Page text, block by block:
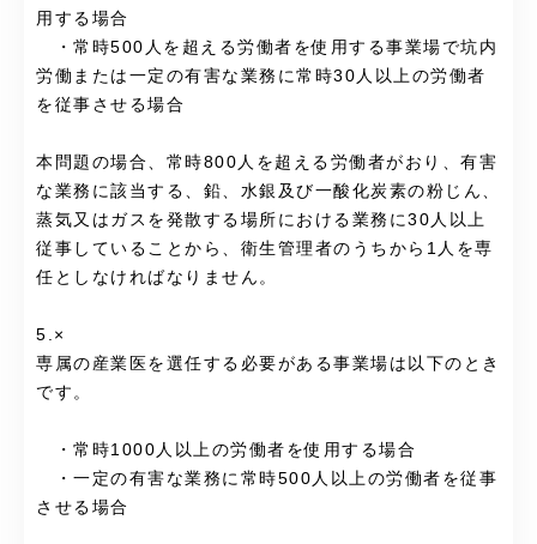
用する場合
・常時500人を超える労働者を使用する事業場で坑内
労働または一定の有害な業務に常時30人以上の労働者
を従事させる場合
本問題の場合、常時800人を超える労働者がおり、有害
な業務に該当する、鉛、水銀及び一酸化炭素の粉じん、
蒸気又はガスを発散する場所における業務に30人以上
従事していることから、衛生管理者のうちから1人を専
任としなければなりません。
5.×
専属の産業医を選任する必要がある事業場は以下のとき
です。
・常時1000人以上の労働者を使用する場合
・一定の有害な業務に常時500人以上の労働者を従事
させる場合